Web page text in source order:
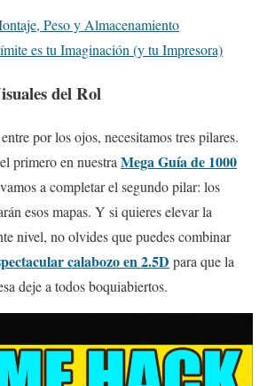
Peso y Almacenamiento
es tu Imaginación (y tu Impresora)
del Rol
por los ojos, necesitamos tres pilares.
primero en nuestra Mega Guía de 1000
a completar el segundo pilar: los
esos mapas. Y si quieres elevar la
nivel, no olvides que puedes combinar
calabozo en 2.5D para que la
deje a todos boquiabiertos.